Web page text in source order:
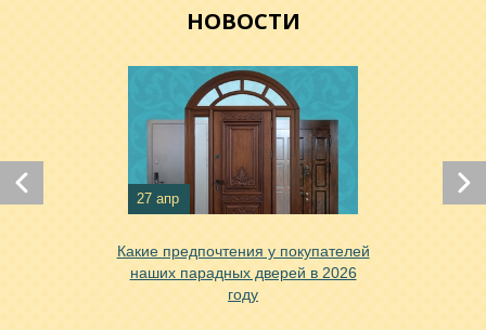
Хочу такую
НОВОСТИ
27 апр
Какие предпочтения у покупателей
наших парадных дверей в 2026
году